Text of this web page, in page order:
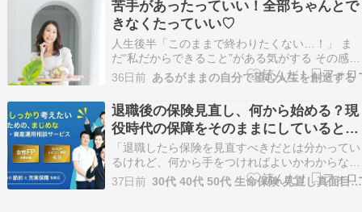
うまくいった方法を試しても、自分にはハマらな
い。…
苦手があったっていい！全部ちゃんとで
きなくたっていい♡
人生後半「このままで終わりたくない…！」 ま
だ“私だからできること”がある気がする その感覚
は魂からのサイン 足りない何かを埋めようとし
も答えを探しに行っても どこか満たされなかっ
のは “魂が望む生き方”をまだ生きれてないから
う無理に頑張らなくていい“あなただけの答え”…
36日前 あるがままの自分で望む人生を創造する
退職後の保険見直し、何から始める？現
役時代の保障をそのままにしていると損
をするかもしれない理由
「退職したら保険を見直すべきだとは分かってい
るけれど、何から手をつければよいかわからな
い」――そんな声は、独立系保険代理店ERMの
談窓口でも後を絶ちません。現役時代に加入した
37日前 30代 40代 50代 生命保険 見直し真面目なほけん